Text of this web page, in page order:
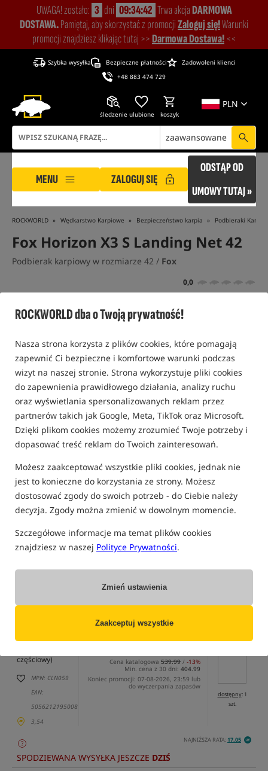
ROCKWORLD dba o Twoją prywatność!
Nasza strona korzysta z plików cookies, które pomagają
zapewnić Ci bezpieczne i komfortowe warunki podczas
wizyt na naszej stronie. Strona wykorzystuje pliki cookies
do zapewnienia prawidłowego działania, analizy ruchu
oraz wyświetlania spersonalizowanych reklam przez
partnerów takich jak Google, Meta, TikTok oraz Microsoft.
Dzięki plikom cookies możemy zrozumieć Twoje potrzeby i
dopasować treść reklam do Twoich zainteresowań.
Możesz zaakceptować wszystkie pliki cookies, jednak nie
jest to konieczne do korzystania ze strony. Możesz
dostosować zgody do swoich potrzeb - do Ciebie należy
decyzja. Zgody można zmienić w dowolnym momencie.
Szczegółowe informacje ma temat plików cookies
znajdziesz w naszej Polityce Prywatności.
Zmień ustawienia
Zaakceptuj wszystkie
UWAGA! zostało: 3 dni 09:34:42 Trwa akcjaDARMOWA
DOSTAWA.Pamiętaj, aby skorzystać z promocjiZaloguj się!Warunki
promocji znajdziesz klikając tutaj >>Darmowa Dostawa! <<
Szybka wysyłka Bezpieczne płatności
Zadowoleni klienci
+48 883 474 729
PLN
śledzenie ulubione koszyk
zaawansowane
MENU ZALOGUJ SIĘ
ODSTĄP OD
UMOWY TUTAJ »
ROCKWORLD Wędkarstwo Karpiowe Bezpieczeństwo karpia Podbieraki
Fox Horizon X3 S Landing Net 42
Podbierak karpiowy w rozmiarze 42 / Fox
0,0
Promocja Bestseller!
(część opcji mogła zostać ukryta przez wybrany sposób filtrowania)
Cena PLN
częściowy)
MPN: CLN059
EAN:
5056212195008
3,54
Cena katalogowa 539.99 / -13%
Min. cena z 30 dni: 404.99
Koniec promocji: 07-08-2026, 23:59 lub
do wyczerpania zapasów
dostępny: 1
szt.
NAJNIŻSZA RATA:17.05
SPODZIEWANA WYSYŁKA JESZCZE DZIŚ